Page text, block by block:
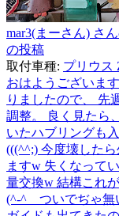
mar3(まーさん) さ
の投稿
取付車種: プリウス
おはようございま
りましたので、 先
調整。 良く見たら
いたハブリングも
(((^^;) 今度壊した
ますw 失くなって
量交換w 結構これ
(^-^ゞついでぢゃ